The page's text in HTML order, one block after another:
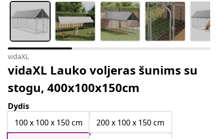
vidaXL
vidaXL Lauko voljeras šunims su
stogu, 400x100x150cm
Dydis
100 x 100 x 150 cm
200 x 100 x 150 cm